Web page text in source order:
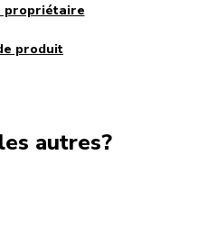
propriétaire
produit
autres?